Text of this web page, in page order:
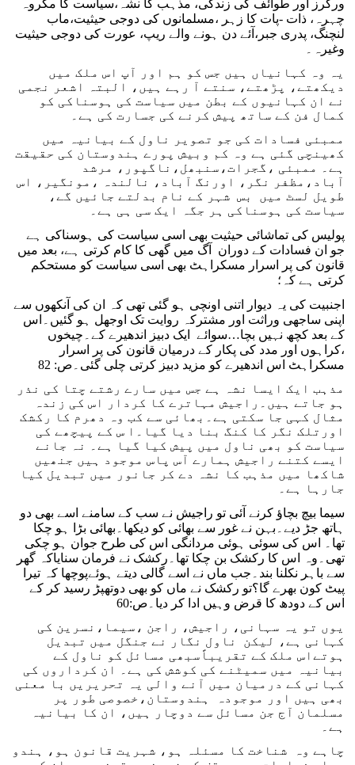
ورکرز اور طوائف کی زندگی، مذہب کا نشہ،سیاست کا مکروہ
چہرہ، ذات -پات کا زہر ،مسلمانوں کی دوجی حیثیت،ماب
لنچنگ، پدری جبر،آئے دن ہونے والے ریپ، عورت کی دوجی حیثیت
وغیرہ۔
یہ وہ کہانیاں ہیں جس کو ہم اور آپ اس ملک میں
دیکھتے، پڑھتے، سنتے آ رہے ہیں، البتہ اشعر نجمی
نے ان کہانیوں کے بطن میں سیاست کی ہوسناکی کو
کمال فن کے ساتھ پیش کرنے کی جسارت کی ہے۔
ممبئی فسادات کی جو تصویر ناول کے بیانیہ میں
کھینچی گئی ہے وہ کم وبیش پورے ہندوستان کی حقیقت
ہے۔ ممبئی ،گجرات،سنبھل،ناگپور، مرشد
آباد،مظفر نگر، اورنگ آباد، نالندہ ،مونگیر، اس
طویل لسٹ میں بس شہر کے نام بدلتے جائیں گے،
سیاست کی ہوسناکی ہر جگہ ایک سی ہی ہے۔
پولیس کی تماشائی حیثیت بھی اسی سیاست کی ہوسناکی ہے
جو ان فسادات کے دوران آگ میں گھی کا کام کرتی ہے، بعد میں
قانون کی پر اسرار مسکراہٹ بھی اسی سیاست کو مستحکم
کرتی ہے کہ؛
اجنبیت کی یہ دیوار اتنی اونچی ہو گئی تھی کہ ان کی آنکھوں سے
اپنی ساجھی وراثت اور مشترکہ روایت تک اوجھل ہو گئیں۔اس
کے بعد کچھ نہیں بچا…سوائے ایک دبیز اندھیرے کے۔چیخوں
،کراہوں اور مدد کی پکار کے درمیان قانون کی پر اسرار
مسکراہٹ اس اندھیرے کو مزید دبیز کرتی چلی گئی۔ص: 82
مذہب ایک ایسا نشہ ہے جس میں سارے رشتے چتا کی نذر
ہو جاتے ہیں۔راجیش مہاترے کا کردار اس کی زندہ
مثال کہی جا سکتی ہے۔بھائی سے کب وہ دھرم کا رکشک
اورتلک نگر کا کنگ بنا دیا گیا۔ا س کے پیچھے کی
سیاست کو بھی ناول میں پیش کیا گیا ہے۔ نہ جانے
ایسے کتنے راجیش ہمارے آس پاس موجود ہیں جنھیں
شاکھا میں مذہب کا نشہ دے کر جانور میں تبدیل کیا
جارہا ہے۔
سیما بیچ بچاؤ کرنے آئی تو راجیش نے سب کے سامنے اسے بھی دو
ہاتھ جڑ دیے۔بہن نے غور سے بھائی کو دیکھا۔بھائی بڑا ہو چکا
تھا۔ اس کی سوئی ہوئی مردانگی اس کی طرح جوان ہو چکی
تھی۔وہ اس کا رکشک بن چکا تھا۔رکشک نے فرمان سنایاکہ گھر
سے باہر نکلنا بند۔جب ماں نے اسے گالی دیتے ہوئےپوچھا کہ تیرا
پیٹ کون بھرے گا؟تو رکشک نے ماں کو بھی دوتھپڑ رسید کر کے
اس کے دودھ کا قرض وہیں ادا کر دیا۔ص:60
یوں تو یہ سہانی، راجیش، راجن ،سیما،نسرین کی
کہانی ہے، لیکن ناول نگار نے جنگل میں تبدیل
ہوتےاس ملک کے تقریباًسبھی مسائل کو ناول کے
بیانیہ میں سمیٹنے کی کوشش کی ہے۔ ان کرداروں کی
کہانی کے درمیان میں آنے والی یہ تحریریں با معنی
بھی ہیں اور موجودہ ہندوستان،خصوصی طور پر
مسلمان آج جن مسائل سے دوچار ہیں، ان کا بیانیہ
ہے۔
چاہے وہ شناخت کا مسئلہ ہو، شہریت قانون ہو، ہندو